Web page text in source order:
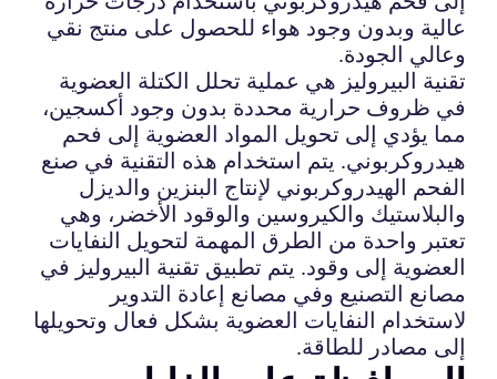
عالية وبدون وجود هواء للحصول على منتج نقي
وعالي الجودة.
تقنية البيروليز هي عملية تحلل الكتلة العضوية
في ظروف حرارية محددة بدون وجود أكسجين،
مما يؤدي إلى تحويل المواد العضوية إلى فحم
هيدروكربوني. يتم استخدام هذه التقنية في صنع
الفحم الهيدروكربوني لإنتاج البنزين والديزل
والبلاستيك والكيروسين والوقود الأخضر، وهي
تعتبر واحدة من الطرق المهمة لتحويل النفايات
العضوية إلى وقود. يتم تطبيق تقنية البيروليز في
مصانع التصنيع وفي مصانع إعادة التدوير
لاستخدام النفايات العضوية بشكل فعال وتحويلها
إلى مصادر للطاقة.